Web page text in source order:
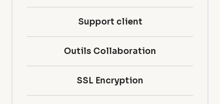
Support client
Outils Collaboration
SSL Encryption